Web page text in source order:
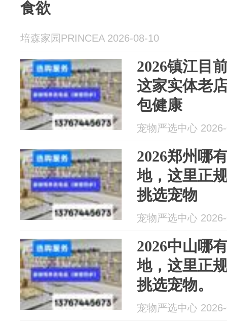
食欲
培森家园PRINCEA 2026-08-10
2026镇江目
这家实体老
包健康
宠物严选中心
2026郑州哪
地，这里正
挑选宠物
宠物严选中心
2026中山哪
地，这里正
挑选宠物。
宠物严选中心